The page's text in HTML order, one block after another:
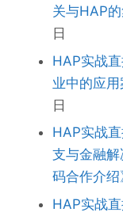
关与HAP的
日
HAP实战
业中的应用
日
HAP实战
支与金融
码合作介绍
HAP实战